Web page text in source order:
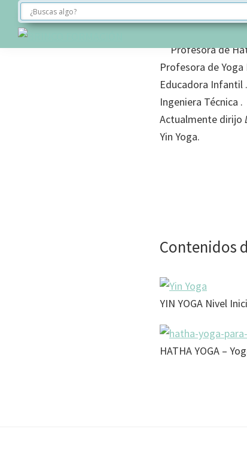
Saltar
Saltar
Saltar
BRINCO
Nathalie
Profesora de
Profesora de Yoga
Educadora Infantil .
Ingeniera Técnica .
Actualmente dirijo
Yin Yoga.
Contenidos
YIN YOGA Nivel
HATHA YOGA –